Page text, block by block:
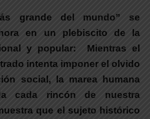
grande del mundo” se
en un plebiscito de la
y popular:
Mientras el
intenta imponer el olvido
social, la marea humana
cada rincón de nuestra
que el sujeto histórico